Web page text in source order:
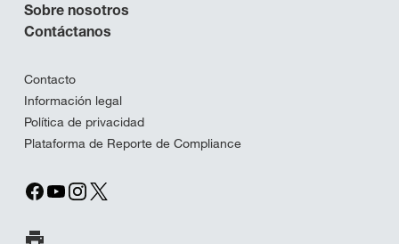
Sobre nosotros
Contáctanos
Contacto
Información legal
Política de privacidad
Plataforma de Reporte de Compliance
Imprimir página